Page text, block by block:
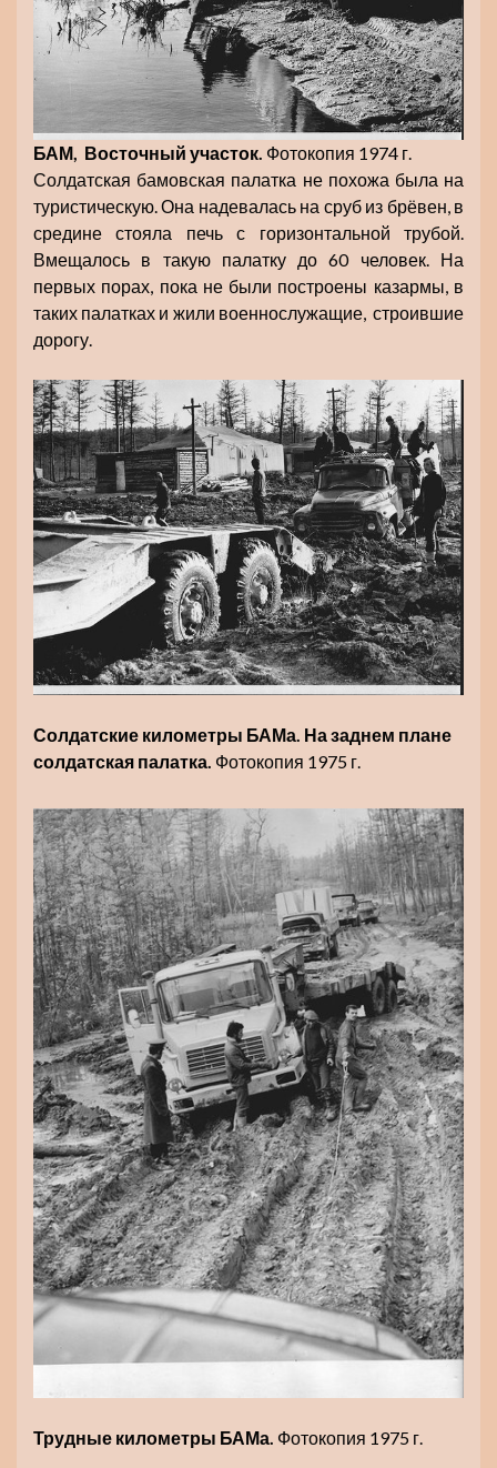
БАМ, Восточный участок. Фотокопия 1974 г.
Солдатская бамовская палатка не похожа была на
туристическую. Она надевалась на сруб из брёвен, в
средине стояла печь с горизонтальной трубой.
Вмещалось в такую палатку до 60 человек. На
первых порах, пока не были построены казармы, в
таких палатках и жили военнослужащие, строившие
дорогу.
Солдатские километры БАМа. На заднем плане
солдатская палатка. Фотокопия 1975 г.
Трудные километры БАМа. Фотокопия 1975 г.